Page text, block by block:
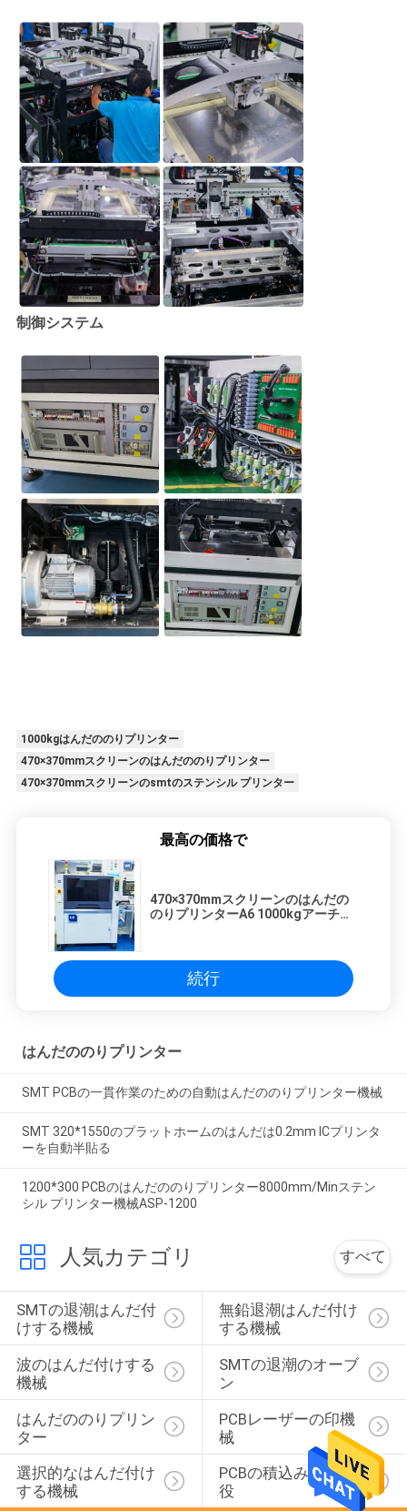
制御システム
1000kgはんだののりプリンター
470×370mmスクリーンのはんだののりプリンター
470×370mmスクリーンのsmtのステンシル プリンター
最高の価格で
470×370mmスクリーンのはんだの
のりプリンターA6 1000kgアーチ橋
続行
はんだののりプリンター
SMT PCBの一貫作業のための自動はんだののりプリンター機械
SMT 320*1550のプラットホームのはんだは0.2mm ICプリンタ
ーを自動半貼る
1200*300 PCBのはんだののりプリンター8000mm/Minステン
シル プリンター機械ASP-1200
人気カテゴリ すべて
SMTの退潮はんだ付
けする機械
無鉛退潮はんだ付け
する機械
波のはんだ付けする
機械
SMTの退潮のオーブ
ン
はんだののりプリン
ター
PCBレーザーの印機
械
選択的なはんだ付け
する機械
PCBの積込み機の荷
役